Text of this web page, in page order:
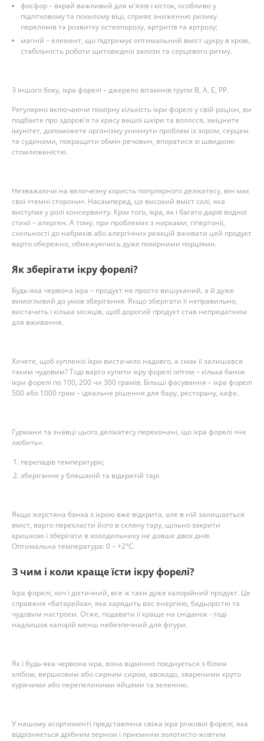
фосфор – вкрай важливий для м'язів і кісток, особливо у
підлітковому та похилому віці, сприяє зниженню ризику
переломів та розвитку остеопорозу, артритів та артрозу;
магній – елемент, що підтримує оптимальний вміст цукру в крові,
стабільність роботи щитовидної залози та серцевого ритму.
З іншого боку, ікра форелі – джерело вітамінів групи B, A, E, PP.
Регулярно включаючи помірну кількість ікри форелі у свій раціон, ви
подбаєте про здоров'я та красу вашої шкіри та волосся, зміцните
імунітет, допоможете організму уникнути проблем із зором, серцем
та судинами, покращити обмін речовин, впоратися зі швидкою
стомлюваністю.
Незважаючи на величезну користь популярного делікатесу, він має
свої «темні сторони». Насамперед, це високий вміст солі, яка
виступає у ролі консерванту. Крім того, ікра, як і багато дарів водної
стихії – алерген. А тому, при проблемах з нирками, гіпертонії,
схильності до набряків або алергічних реакцій вживати цей продукт
варто обережно, обмежуючись дуже помірними порціями.
Як зберігати ікру форелі?
Будь-яка червона ікра – продукт не просто вишуканий, а й дуже
вимогливий до умов зберігання. Якщо зберігати її неправильно,
вистачить і кілька місяців, щоб дорогий продукт став непридатним
для вживання.
Хочете, щоб купленої ікри вистачило надовго, а смак її залишався
таким чудовим? Тоді варто купити ікру форелі оптом – кілька банок
ікри форелі по 100, 200 чи 300 грамів. Більші фасування – ікра форелі
500 або 1000 грам – ідеальне рішення для бару, ресторану, кафе.
Гурмани та знавці цього делікатесу переконані, що ікра форелі «не
любить»:
перепадів температури;
зберігання у бляшаній та відкритій тарі.
Якщо жерстяна банка з ікрою вже відкрита, але в ній залишається
вміст, варто перекласти його в скляну тару, щільно закрити
кришкою і зберігати в холодильнику не довше двох днів.
Оптимальна температура: 0 – +2°C.
З чим і коли краще їсти ікру форелі?
Ікра форелі, хоч і дієтичний, все ж таки дуже калорійний продукт. Це
справжня «батарейка», яка зарядить вас енергією, бадьорістю та
чудовим настроєм. Отже, подавати її краще на сніданок - тоді
надлишок калорій менш небезпечний для фігури.
Як і будь-яка червона ікра, вона відмінно поєднується з білим
хлібом, вершковим або сирним сиром, авокадо, звареними круто
курячими або перепелиними яйцями та зеленню.
У нашому асортименті представлена свіжа ікра річкової форелі, яка
відрізняється дрібним зерном і приємним золотисто-жовтим